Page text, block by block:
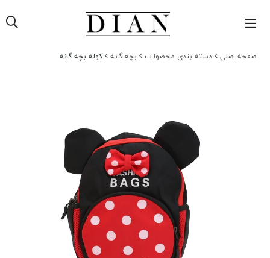
صفحه اصلی دسته بندی محصولات بچه گانه کوله بچه گانه